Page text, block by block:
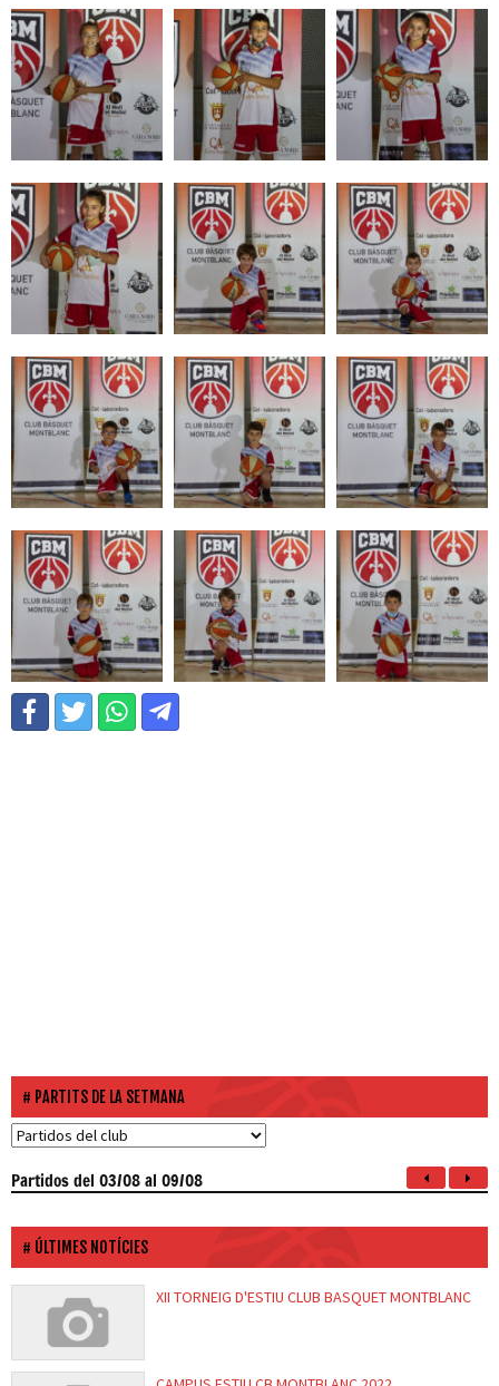
PARTITS DE LA SETMANA
Partidosdel 03/08 al 09/08
ÚLTIMES NOTÍCIES
XII TORNEIG D'ESTIU CLUB BASQUET MONTBLANC